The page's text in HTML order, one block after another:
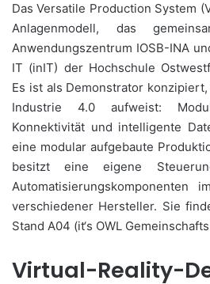
Das Versatile Production System
Anlagenmodell, das
Anwendungszentrum IOSB-INA
IT (inIT) der Hochschule
Es ist als Demonstrator
Industrie 4.0 aufweist:
Konnektivität und intelligente
eine modular aufgebaute
besitzt eine eigene
Automatisierungskomponenten
verschiedener Hersteller. Sie
Stand A04 (it‘s OWL
Virtual-Reality-